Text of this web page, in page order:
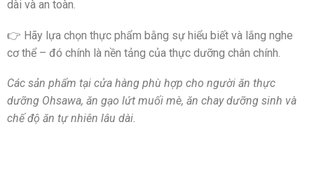
dài và an toàn.
👉 Hãy lựa chọn thực phẩm bằng sự hiểu biết và lắng nghe
cơ thể – đó chính là nền tảng của thực dưỡng chân chính.
Các sản phẩm tại cửa hàng phù hợp cho người ăn thực
dưỡng Ohsawa, ăn gạo lứt muối mè, ăn chay dưỡng sinh và
chế độ ăn tự nhiên lâu dài.